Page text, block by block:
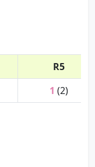
R5
1 (2)